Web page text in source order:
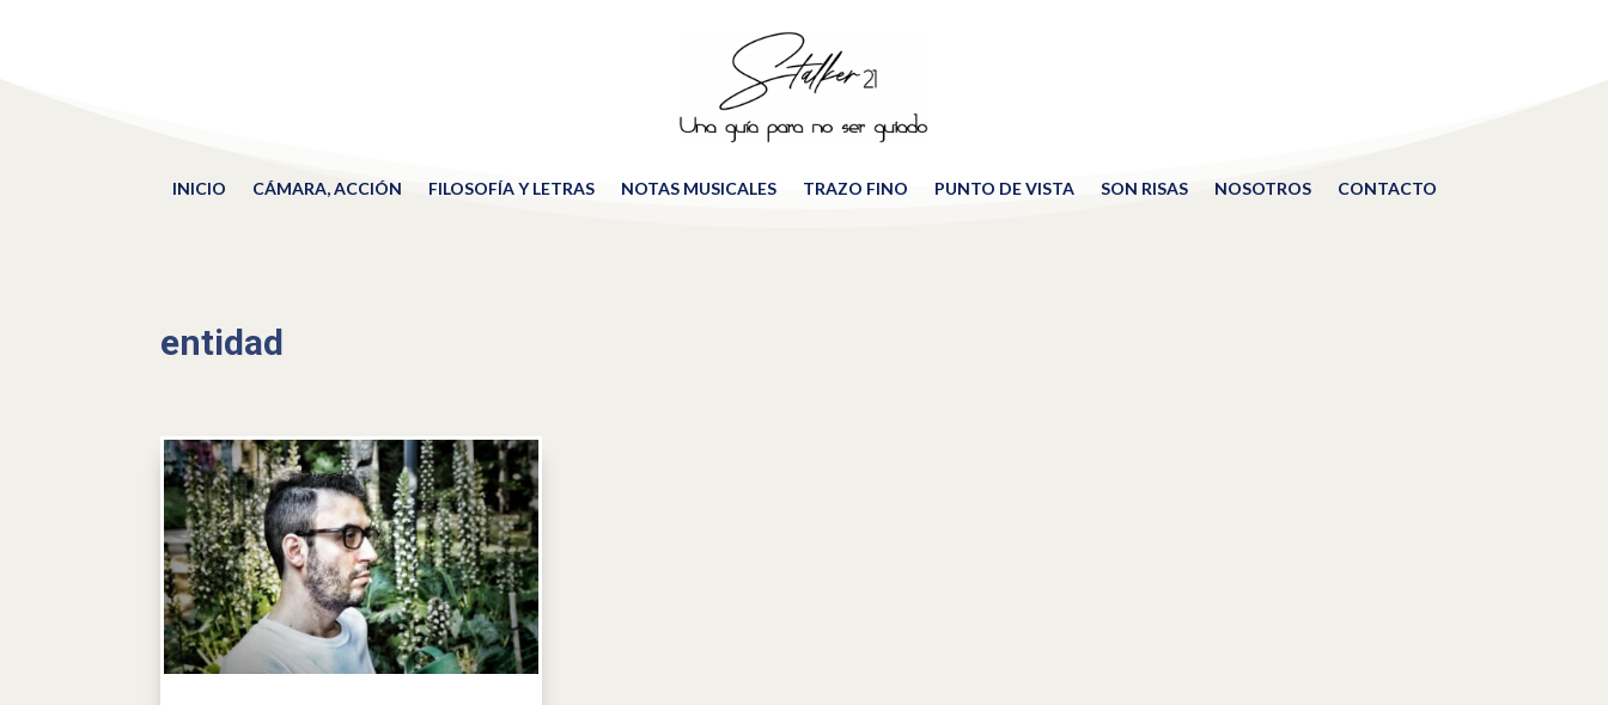
INICIO CÁMARA, ACCIÓN FILOSOFÍA Y LETRAS NOTAS MUSICALES TRAZO FINO PUNTO DE VISTA SON RISAS NOSOTROS CONTACTO
entidad